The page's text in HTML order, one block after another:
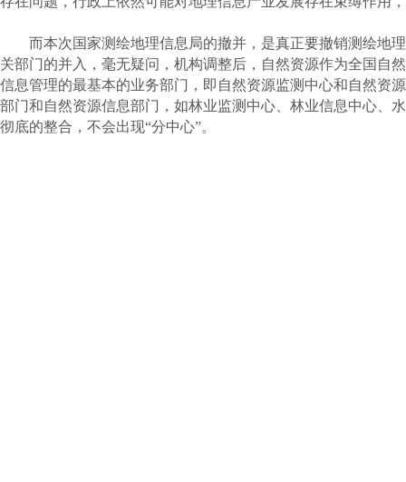
而本次国家测绘地理信息局的撤并，是真正要撤销测绘地理
关部门的并入，毫无疑问，机构调整后，自然资源作为全国自
信息管理的最基本的业务部门，即自然资源监测中心和自然资
部门和自然资源信息部门，如林业监测中心、林业信息中心、
彻底的整合，不会出现“分中心”。